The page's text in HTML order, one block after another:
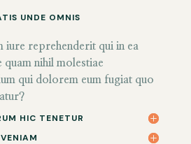
UNDE OMNIS
iure reprehenderit qui in ea
quam nihil molestiae
qui dolorem eum fugiat quo
HIC TENETUR